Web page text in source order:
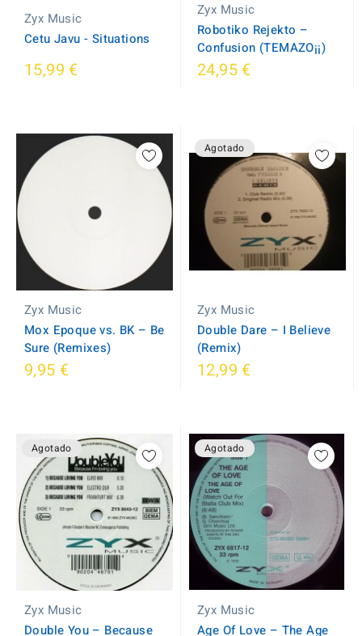
Zyx Music
Cetu Javu - Situations
15,99 €
Zyx Music
Robotiko Rejekto ‎–
Confusion (TEMAZO¡¡)
24,95 €
Zyx Music
Mox Epoque vs. BK ‎– Be
Sure (Remixes)
9,95 €
Agotado
Zyx Music
Double Dare ‎– I Believe
(Remix)
12,99 €
Agotado
Zyx Music
Double You ‎– Because
Agotado
Zyx Music
Age Of Love ‎– The Age